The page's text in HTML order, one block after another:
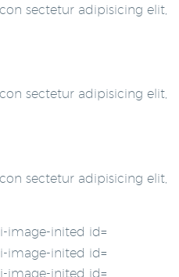
sectetur adipisicing elit,
sectetur adipisicing elit,
sectetur adipisicing elit,